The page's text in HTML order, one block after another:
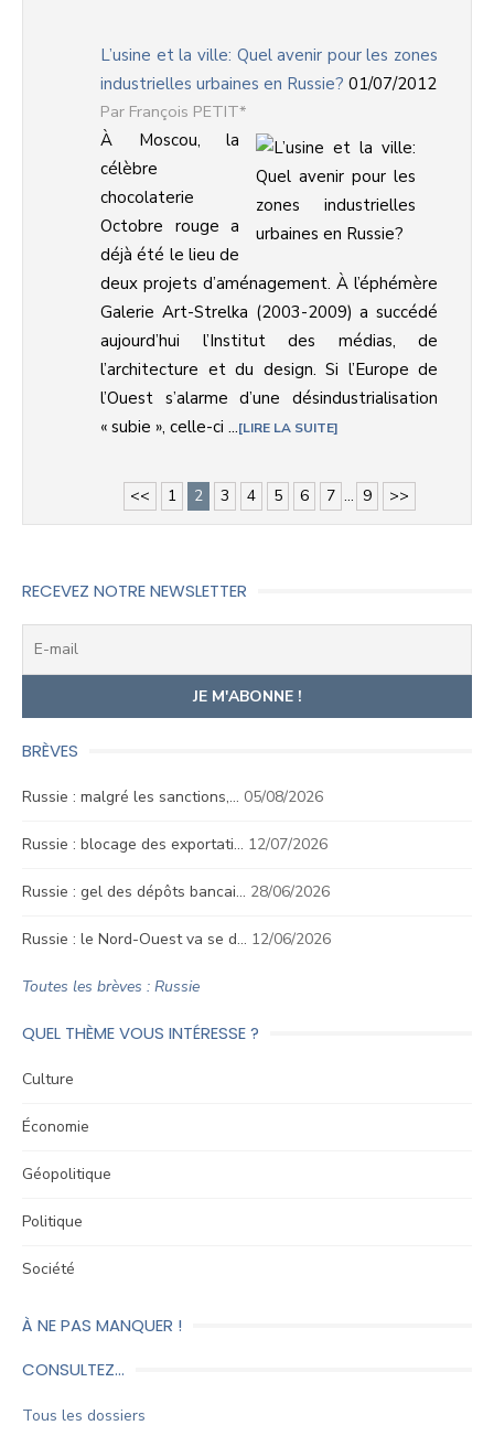
L’usine et la ville: Quel avenir pour les zones
industrielles urbaines en Russie? 01/07/2012
François PETIT*
À Moscou, la
célèbre
chocolaterie
Octobre rouge a
déjà été le lieu de
deux projets d’aménagement. À l’éphémère
Galerie Art-Strelka (2003-2009) a succédé
aujourd’hui l’Institut des médias, de
l’architecture et du design. Si l’Europe de
l’Ouest s’alarme d’une désindustrialisation
« subie », celle-ci ... LIRE LA SUITE
<< 1 2 3 4 5 6 7 ... 9 >>
RECEVEZ NOTRE NEWSLETTER
BRÈVES
Russie : malgré les sanctions,… 05/08/2026
Russie : blocage des exportati… 12/07/2026
Russie : gel des dépôts bancai… 28/06/2026
Russie : le Nord-Ouest va se d… 12/06/2026
Toutes les brèves : Russie
QUEL THÈME VOUS INTÉRESSE ?
Culture
Économie
Géopolitique
Politique
Société
À NE PAS MANQUER !
CONSULTEZ…
Tous les dossiers